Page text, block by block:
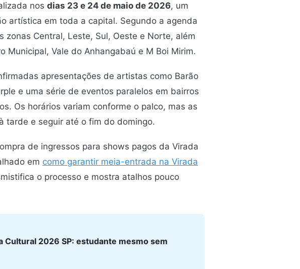
nos dias 23 e 24 de maio de 2026, um
artística em toda a capital. Segundo a agenda
zonas Central, Leste, Sul, Oeste e Norte, além
Municipal, Vale do Anhangabaú e M Boi Mirim.
apresentações de artistas como Barão
e uma série de eventos paralelos em bairros
Os horários variam conforme o palco, mas as
tarde e seguir até o fim do domingo.
de ingressos para shows pagos da Virada
em como garantir meia-entrada na Virada
o processo e mostra atalhos pouco
Cultural 2026 SP: estudante mesmo sem